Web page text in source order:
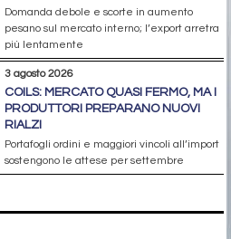
Domanda debole e scorte in aumento
pesano sul mercato interno; l’export arretra
più lentamente
3 agosto 2026
COILS: MERCATO QUASI FERMO, MA I
PRODUTTORI PREPARANO NUOVI
RIALZI
Portafogli ordini e maggiori vincoli all’import
sostengono le attese per settembre